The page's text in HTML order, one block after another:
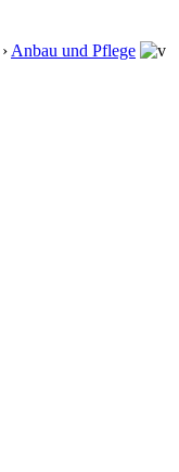
› Anbau und Pflege